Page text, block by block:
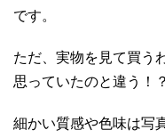
です。
ただ、実物を見て買う
思っていたのと違う！
細かい質感や色味は写